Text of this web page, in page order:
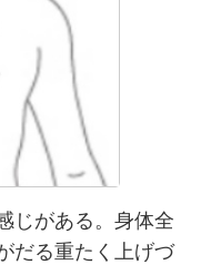
じがある。身体全
だる重たく上げづ